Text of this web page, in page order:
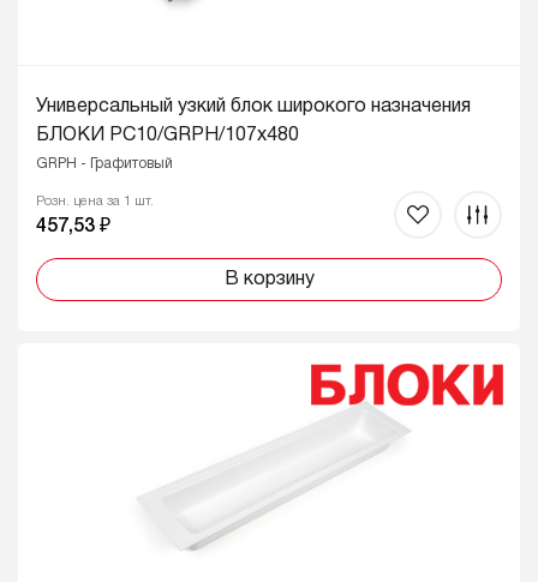
Универсальный узкий блок широкого назначения
БЛОКИ PC10/GRPH/107x480
GRPH - Графитовый
Розн. цена за 1 шт.
457,53 ₽
В корзину